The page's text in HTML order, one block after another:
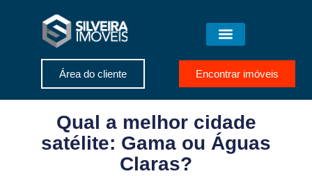
Área do cliente Encontrar imóveis
Qual a melhor cidade
satélite: Gama ou Águas
Claras?